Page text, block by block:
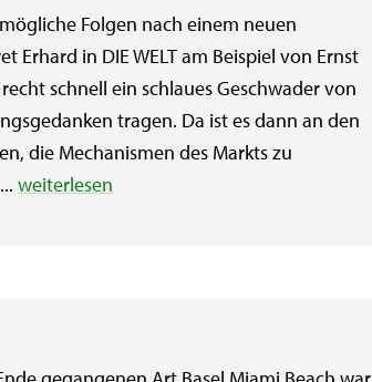
Folgen nach einem neuen
in DIE WELT am Beispiel von Ernst
schnell ein schlaues Geschwader von
tragen. Da ist es dann an den
die Mechanismen des Markts zu
weiterlesen